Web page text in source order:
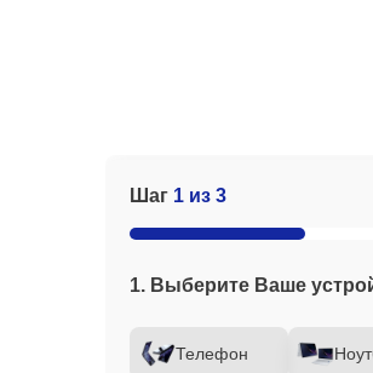
Шаг 1 из 3
1. Выберите Ваше
Телефон